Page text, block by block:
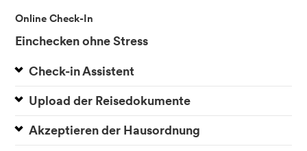
Online Check-In
Einchecken ohne Stress
Check-in Assistent
Upload der Reisedokumente
Akzeptieren der Hausordnung